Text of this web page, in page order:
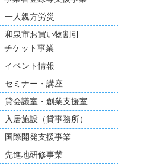
一人親方労災
和泉市お買い物割引
チケット事業
イベント情報
セミナー・講座
貸会議室・創業支援室
入居施設（貸事務所）
国際開発支援事業
先進地研修事業